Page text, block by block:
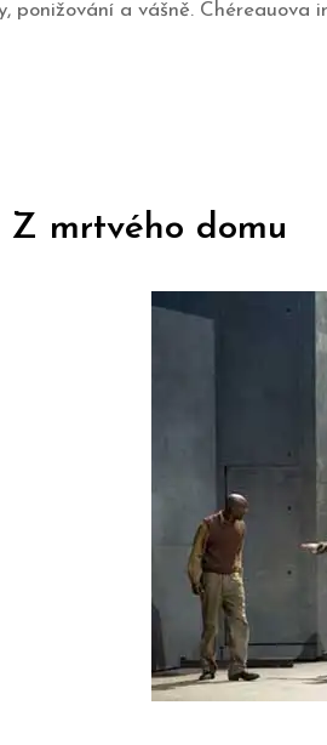
ponižování a vášně. Chéreauova
Z mrtvého domu